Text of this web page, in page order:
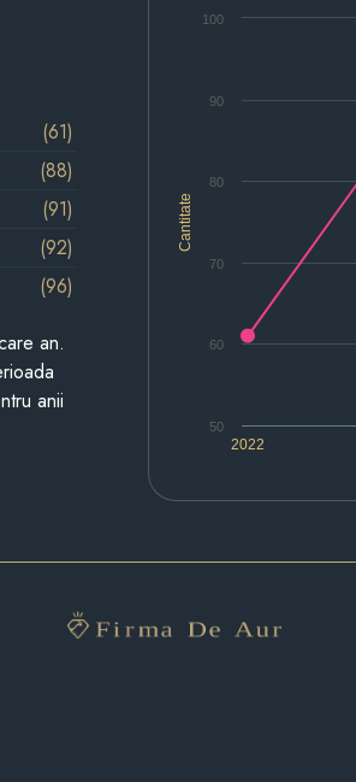
Cantitate
2022
50
60
70
80
90
100
(61)
(88)
(91)
(92)
(96)
an.
anii